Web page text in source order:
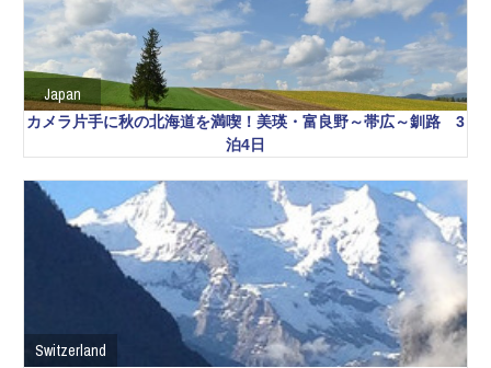
Japan
カメラ片手に秋の北海道を満喫！美瑛・富良野～帯広～釧路 3
泊4日
Switzerland